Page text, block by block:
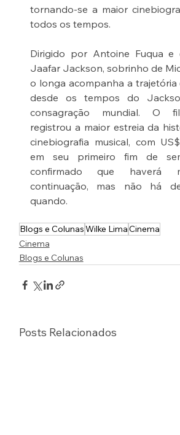
tornando-se a maior
todos os tempos.
Dirigido por Antoine Fuqua e
Jaafar Jackson, sobrinho de
o longa acompanha a trajetória
desde os tempos do
consagração mundial. O
registrou a maior estreia da
cinebiografia musical, com
em seu primeiro fim de
confirmado que haverá
continuação, mas não há
quando.
Blogs e ColunasWilke LimaCinema
Cinema
Blogs e Colunas
Posts Relacionados